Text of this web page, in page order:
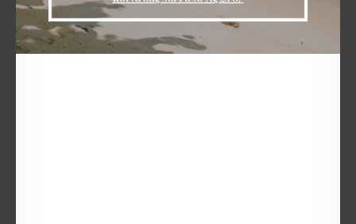
Είναι το μόνο βιοδιασπώμενο χαρτί
Εξαλείφει δυσάρεστες οσμές
Μειώνει τις διαδικασίες καθαρισμού